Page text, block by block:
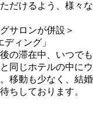
だけるよう、様々な
サロンが併設＞
の滞在中、いつでも
同じホテルの中にウ
移動も少なく、結婚
ちしております。